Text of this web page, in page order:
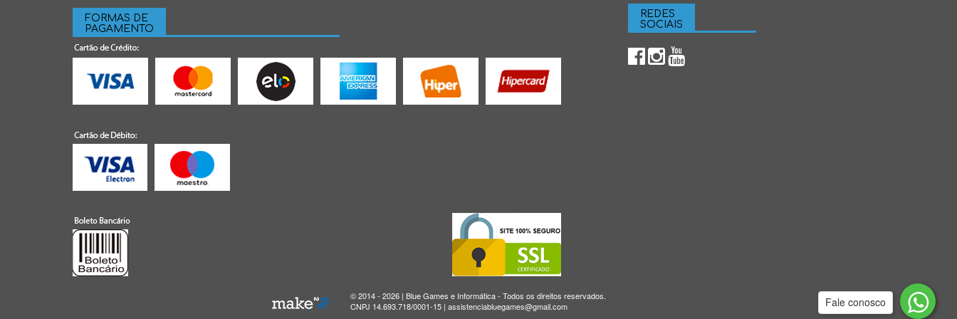
FORMAS DE
PAGAMENTO
REDES
SOCIAIS
© 2014 - 2026 | Blue Games e Informática - Todos os direitos reservados.
CNPJ 14.693.718/0001-15 | assistenciabluegames@gmail.com
Fale conosco